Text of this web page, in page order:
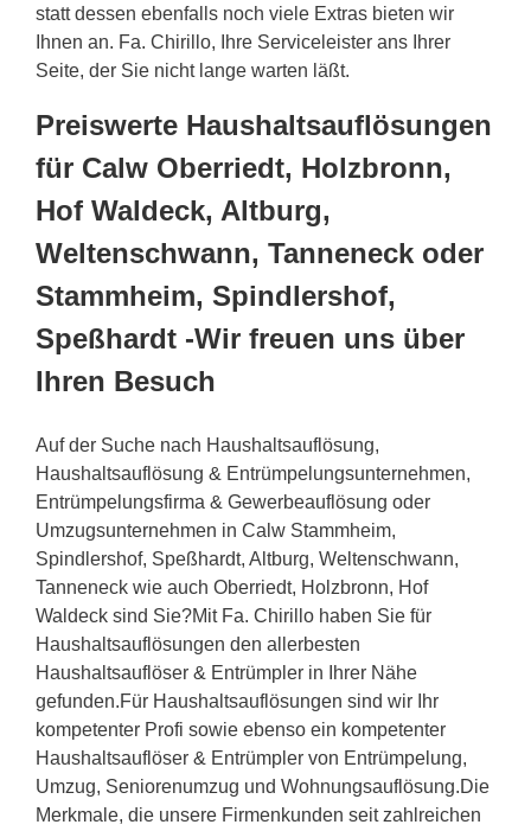
statt dessen ebenfalls noch viele Extras bieten wir
Ihnen an. Fa. Chirillo, Ihre Serviceleister ans Ihrer
Seite, der Sie nicht lange warten läßt.
Preiswerte Haushaltsauflösungen
für Calw Oberriedt, Holzbronn,
Hof Waldeck, Altburg,
Weltenschwann, Tanneneck oder
Stammheim, Spindlershof,
Speßhardt -Wir freuen uns über
Ihren Besuch
Auf der Suche nach Haushaltsauflösung,
Haushaltsauflösung & Entrümpelungsunternehmen,
Entrümpelungsfirma & Gewerbeauflösung oder
Umzugsunternehmen in Calw Stammheim,
Spindlershof, Speßhardt, Altburg, Weltenschwann,
Tanneneck wie auch Oberriedt, Holzbronn, Hof
Waldeck sind Sie?Mit Fa. Chirillo haben Sie für
Haushaltsauflösungen den allerbesten
Haushaltsauflöser & Entrümpler in Ihrer Nähe
gefunden.Für Haushaltsauflösungen sind wir Ihr
kompetenter Profi sowie ebenso ein kompetenter
Haushaltsauflöser & Entrümpler von Entrümpelung,
Umzug, Seniorenumzug und Wohnungsauflösung.Die
Merkmale, die unsere Firmenkunden seit zahlreichen